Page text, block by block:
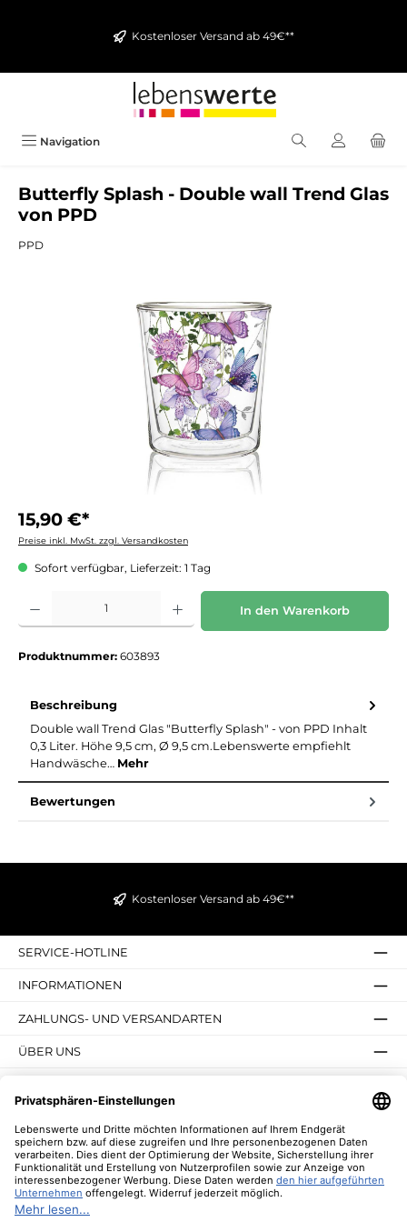
Kostenloser Versand ab 49€**
Navigation
Butterfly Splash - Double wall Trend Glas
von PPD
PPD
15,90 €*
Preise inkl. MwSt. zzgl. Versandkosten
Sofort verfügbar, Lieferzeit: 1 Tag
Produkt Anzahl: Gib den gewünschten Wert ein oder benutze die Schaltflächen um
In den Warenkorb
Produktnummer: 603893
Beschreibung
Double wall Trend Glas "Butterfly Splash" - von PPD Inhalt
0,3 Liter. Höhe 9,5 cm, Ø 9,5 cm.Lebenswerte empfiehlt
Handwäsche… Mehr
Bewertungen
Kostenloser Versand ab 49€**
SERVICE-HOTLINE
INFORMATIONEN
ZAHLUNGS- UND VERSANDARTEN
ÜBER UNS
NEWSLETTER
* Alle Preise inkl. gesetzl. Mehrwertsteuer zzgl.
Nachnahmegebühren, wenn nicht anders angegeben.